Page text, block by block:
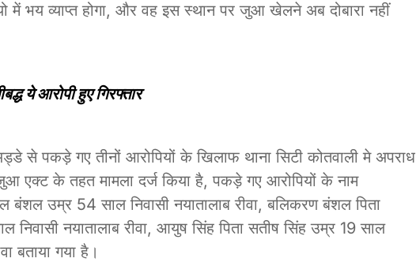
में भय व्याप्त होगा, और वह इस स्थान पर जुआ खेलने अब दोबारा नहीं
ये आरोपी हुए गिरफ्तार
से पकड़े गए तीनों आरोपियों के खिलाफ थाना सिटी कोतवाली मे अपराध
एक्ट के तहत मामला दर्ज किया है, पकड़े गए आरोपियों के नाम
बंशल उम्र 54 साल निवासी नयातालाब रीवा, बलिकरण बंशल पिता
नयातालाब रीवा, आयुष सिंह पिता सतीष सिंह उम्र 19 साल
बताया गया है।